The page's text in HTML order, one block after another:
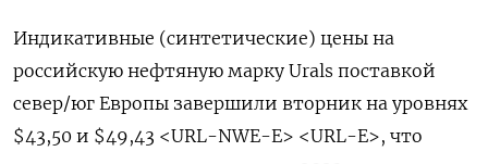
Индикативные (синтетические) цены на
российскую нефтяную марку Urals поставкой
север/юг Европы завершили вторник на уровнях
$43,50 и $49,43 <URL-NWE-E> <URL-E>, что